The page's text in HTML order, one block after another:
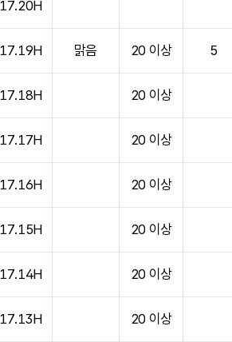
17.20H
17.19H 맑음 20 이상 5
17.18H 20 이상
17.17H 20 이상
17.16H 20 이상
17.15H 20 이상
17.14H 20 이상
17.13H 20 이상